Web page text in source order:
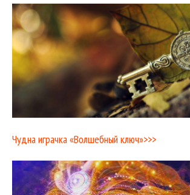
Чудна играчка «Волшебный ключ»>>>